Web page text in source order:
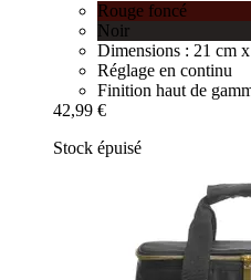
Rouge foncé
Noir
Dimensions : 21 cm
Réglage en continu
Finition haut de
42,99 €
Stock épuisé